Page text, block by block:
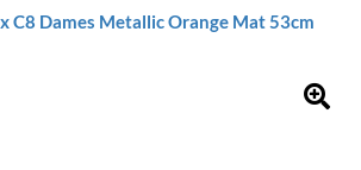
C8 Dames Metallic Orange Mat 53cm